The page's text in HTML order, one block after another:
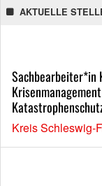
AKTUELLE
Sachbearbeiter*in
Kreis Schleswig-